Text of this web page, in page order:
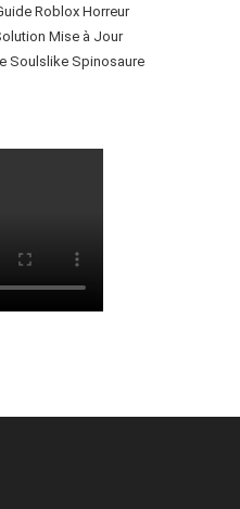
Roblox Horreur
Mise à Jour
Soulslike Spinosaure